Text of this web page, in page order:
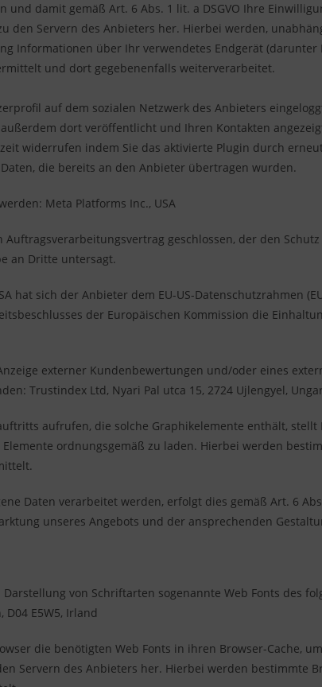
und damit gemäß Art. 6 Abs. 1 lit. a DSGVO Ihre
den Servern des Anbieters her. Hierbei werden,
Informationen über Ihr verwendetes Endgerät (darunter
und dort gegebenenfalls weiterverarbeitet.
auf dem sozialen Netzwerk des Anbieters
dort veröffentlicht und Ihren Kontakten
widerrufen indem Sie das aktivierte Plugin durch
die bereits an den Anbieter übertragen wurden.
Meta Platforms Inc., USA
geschlossen, der den
an Dritte untersagt.
hat sich der Anbieter dem EU-US-Datenschutzrahmen
der Europäischen Kommission die
externer Kundenbewertungen und/oder eines
Trustindex Ltd, Nyari Pal utca 15, 2724 Ujlengyel,
aufrufen, die solche Graphikelemente enthält,
ordnungsgemäß zu laden. Hierbei werden
Daten verarbeitet werden, erfolgt dies gemäß Art. 6
unseres Angebots und der ansprechenden
von Schriftarten sogenannte Web Fonts des
D04 E5W5, Irland
die benötigten Web Fonts in ihren Browser-Cache,
Servern des Anbieters her. Hierbei werden bestimmte